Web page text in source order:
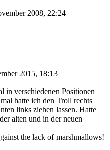
2008, 22:24
2015, 18:13
in verschiedenen Positionen
hatte ich den Troll rechts
links ziehen lassen. Hatte
alten und in der neuen
the lack of marshmallows!